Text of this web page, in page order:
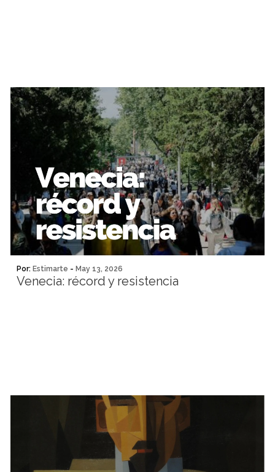
Por: Estimarte - May 13, 2026
Venecia: récord y resistencia